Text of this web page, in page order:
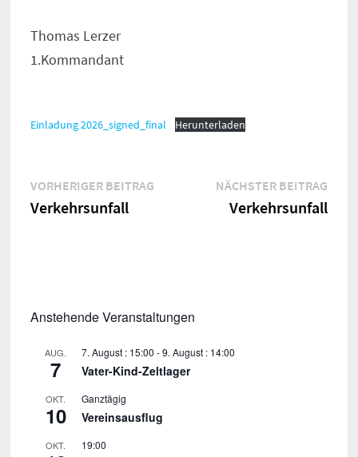
Thomas Lerzer
1.Kommandant
Einladung 2026_signed_final Herunterladen
Beitragsnavigation
VORHERIGER BEITRAGVorheriger
Verkehrsunfall
NÄCHSTER BEITRAG
Verkehrsunfall
Anstehende Veranstaltungen
AUG.
7
7. August : 15:00 -9. August : 14:00
Vater-Kind-Zeltlager
OKT.
10
Ganztägig
Vereinsausflug
OKT. 19:00